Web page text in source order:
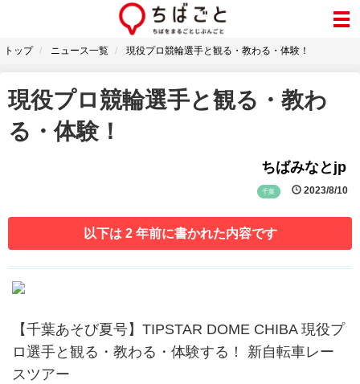
トップ ニュース一覧 現役プロ競輪選手と観る・教わる・体験！
現役プロ競輪選手と観る・教わ
る・体験！
ちばみなとjp
千葉 2023/8/10
以下は 2 年前に書かれた内容です
【千葉あそび夏号】TIPSTAR DOME CHIBA 現役プ
ロ選手と観る・教わる・体験する！ 新自転車レー
スツアー